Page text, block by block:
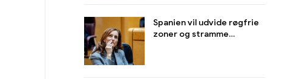
Spanien vil udvide røgfrie
zoner og stramme